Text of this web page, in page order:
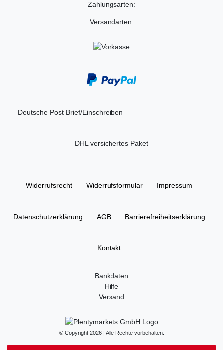
Zahlungsarten:
Versandarten:
Deutsche Post Brief/Einschreiben
DHL versichertes Paket
Widerrufs­recht Widerrufs­formular Impressum
Daten­schutz­erklärung AGB Barrierefreiheitserklärung
Kontakt
Bankdaten
Hilfe
Versand
© Copyright 2026 | Alle Rechte vorbehalten.